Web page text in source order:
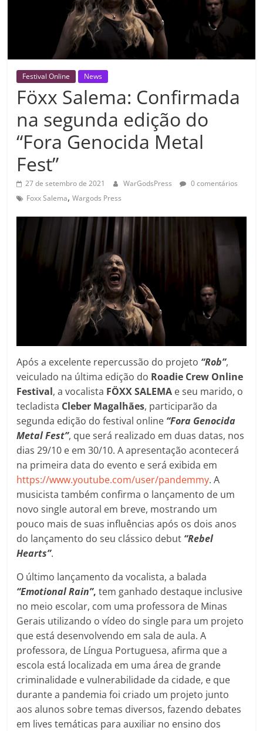
Festival Online News
Föxx Salema: Confirmada
na segunda edição do
“Fora Genocida Metal
Fest”
27 de setembro de 2021 WarGodsPress
0 comentários
Foxx Salema,Wargods Press
Após a excelente repercussão do projeto “Rob”,
veiculado na última edição do Roadie Crew Online
Festival, a vocalista FÖXX SALEMA e seu marido, o
tecladista Cleber Magalhães, participarão da
segunda edição do festival online “Fora Genocida
Metal Fest”, que será realizado em duas datas, nos
dias 29/10 e em 30/10. A apresentação acontecerá
na primeira data do evento e será exibida em
https://www.youtube.com/user/pandemmy. A
musicista também confirma o lançamento de um
novo single autoral em breve, mostrando um
pouco mais de suas influências após os dois anos
do lançamento do seu clássico debut “Rebel
Hearts”.
O último lançamento da vocalista, a balada
“Emotional Rain”,tem ganhado destaque inclusive
no meio escolar, com uma professora de Minas
Gerais utilizando o vídeo do single para um projeto
que está desenvolvendo em sala de aula. A
professora, de Língua Portuguesa, afirma que a
escola está localizada em uma área de grande
criminalidade e vulnerabilidade da cidade, e que
durante a pandemia foi criado um projeto junto
aos alunos sobre temas diversos, fazendo debates
em lives temáticas para auxiliar no ensino dos